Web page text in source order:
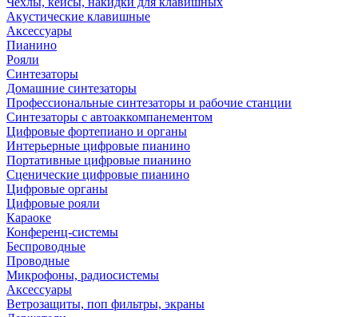
Акустические клавишные
Аксессуары
Пианино
Рояли
Синтезаторы
Домашние синтезаторы
Профессиональные синтезаторы и рабочие станции
Синтезаторы с автоаккомпанементом
Цифровые фортепиано и органы
Интерьерные цифровые пианино
Портативные цифровые пианино
Сценические цифровые пианино
Цифровые органы
Цифровые рояли
Караоке
Конференц-системы
Беспроводные
Проводные
Микрофоны, радиосистемы
Аксессуары
Ветрозащиты, поп фильтры, экраны